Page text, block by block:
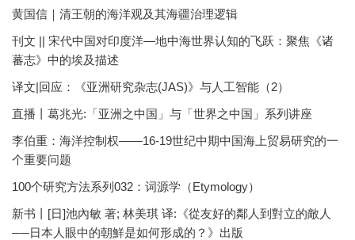
黄国信｜清王朝的海洋观及其海疆治理逻辑
刊文 || 宋代中国对印度洋—地中海世界认知的飞跃：聚焦《诸
蕃志》中的埃及描述
译文|回应：《亚洲研究杂志(JAS)》与人工智能（2）
直播丨葛兆光:「亚洲之中国」与「世界之中国」系列讲座
李伯重：海洋控制权——16-19世纪中期中国海上贸易研究的一
个重要问题
100个研究方法系列032：词源学（Etymology）
新书丨[日]池內敏 著; 林美琪 译:《從友好的鄰人到對立的敵人
──日本人眼中的朝鮮是如何形成的？》出版